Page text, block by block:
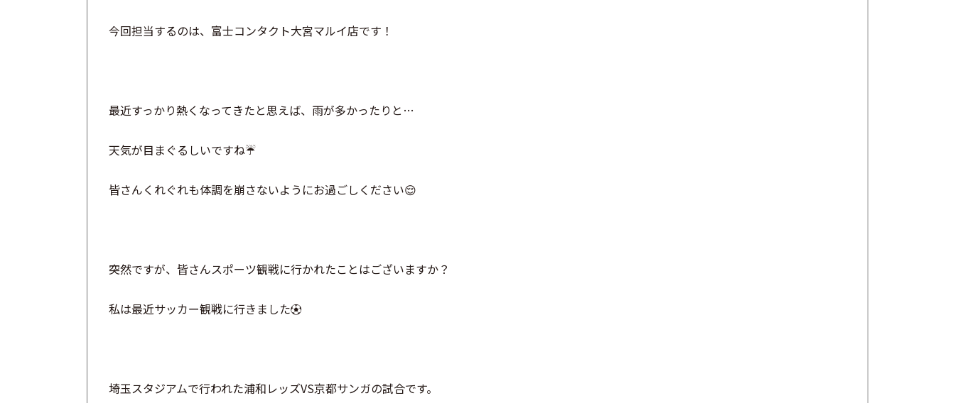
今回担当するのは、富士コンタクト大宮マルイ店です！
最近すっかり熱くなってきたと思えば、雨が多かったりと…
天気が目まぐるしいですね☔
皆さんくれぐれも体調を崩さないようにお過ごしください😌
突然ですが、皆さんスポーツ観戦に行かれたことはございますか？
私は最近サッカー観戦に行きました⚽
埼玉スタジアムで行われた浦和レッズVS京都サンガの試合です。